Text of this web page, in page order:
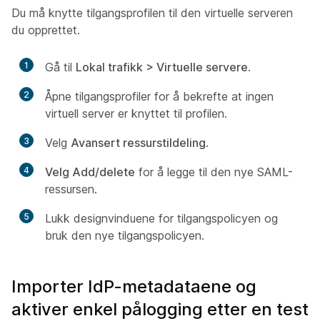
Du må knytte tilgangsprofilen til den virtuelle serveren
du opprettet.
1 Gå til Lokal trafikk > Virtuelle servere.
2
Åpne tilgangsprofiler for å bekrefte at ingen
virtuell server er knyttet til profilen.
3 Velg Avansert ressurstildeling.
4 Velg Add/delete for å legge til den nye SAML-
ressursen.
5
Lukk designvinduene for tilgangspolicyen og
bruk den nye tilgangspolicyen.
Importer IdP-metadataene og
aktiver enkel pålogging etter en test